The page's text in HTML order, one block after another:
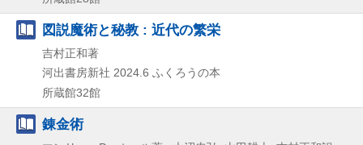
図説魔術と秘教 : 近代の繁栄
吉村正和著
河出書房新社 2024.6 ふくろうの本
所蔵館32館
錬金術